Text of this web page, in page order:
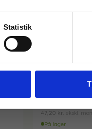
Statistik
Samleled til 2
47,20 kr.
På lager